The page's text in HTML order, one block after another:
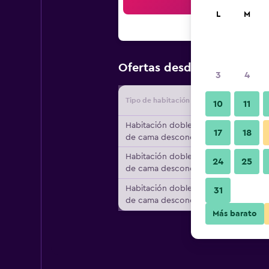
Ofertas desde Oferta
Tipo de habitación
Habitación doble, tipo
de cama desconocido
Habitación doble, tipo
de cama desconocido
Habitación doble, tipo
de cama desconocido
L M
3 4
10 11
17 18
24 25
31
Más barato